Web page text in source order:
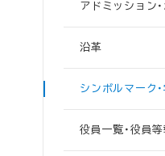
アドミッション
沿革
シンボルマーク
役員一覧・役員